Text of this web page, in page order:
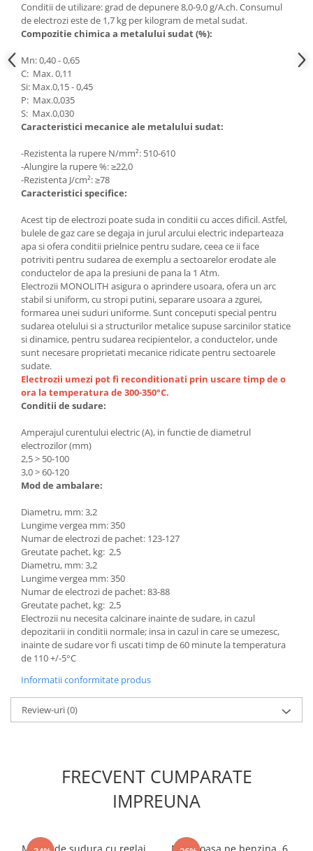
Masini de spalat vase incorporabile
Masini de spalat vase
Motoburghiu/Foreza pamant
Pachete Incorporabile
Pirostrii & Arzatoare
Plasa umbrire
Pompe de stropit
Radiatoare
Semanatoare,Plantatoare
Sere
Sobe pe gaz & electrice
Suflante & Aspiratoare
Aspiratoare
Suflante Frunze
Unelte Gradinarit
Ventilatoare & Sisteme Racire
Aparate de aer conditionat
Ventilatoare
Zootehnie
Incubatoare oua
Conditii de utilizare: grad de depunere 8,0-9,0 g/A.ch. Consumul
de electrozi este de 1,7 kg per kilogram de metal sudat.
Compozitie chimica a metalului sudat (%):
Mn: 0,40 - 0,65
C: Max. 0,11
Si: Max.0,15 - 0,45
P: Max.0,035
S: Max.0,030
Caracteristici mecanice ale metalului sudat:
-Rezistenta la rupere N/mm²: 510-610
-Alungire la rupere %: ≥22,0
-Rezistenta J/cm²: ≥78
Caracteristici specifice:
Acest tip de electrozi poate suda in conditii cu acces dificil. Astfel,
bulele de gaz care se degaja in jurul arcului electric indeparteaza
apa si ofera conditii prielnice pentru sudare, ceea ce ii face
potriviti pentru sudarea de exemplu a sectoarelor erodate ale
conductelor de apa la presiuni de pana la 1 Atm.
Electrozii MONOLITH asigura o aprindere usoara, ofera un arc
stabil si uniform, cu stropi putini, separare usoara a zgurei,
formarea unei suduri uniforme. Sunt conceputi special pentru
sudarea otelului si a structurilor metalice supuse sarcinilor statice
si dinamice, pentru sudarea recipientelor, a conductelor, unde
sunt necesare proprietati mecanice ridicate pentru sectoarele
sudate.
Electrozii umezi pot fi reconditionati prin uscare timp de o
ora la temperatura de 300-350°С.
Conditii de sudare:
Amperajul curentului electric (A), in functie de diametrul
electrozilor (mm)
2,5 > 50-100
3,0 > 60-120
Mod de ambalare:
Diametru, mm: 3,2
Lungime vergea mm: 350
Numar de electrozi de pachet: 123-127
Greutate pachet, kg: 2,5
Diametru, mm: 3,2
Lungime vergea mm: 350
Numar de electrozi de pachet: 83-88
Greutate pachet, kg: 2,5
Electrozii nu necesita calcinare inainte de sudare, in cazul
depozitarii in conditii normale; insa in cazul in care se umezesc,
inainte de sudare vor fi uscati timp de 60 minute la temperatura
de 110 +/-5°С
Informatii conformitate produs
Review-uri(0)
FRECVENT CUMPARATE
IMPREUNA
Masca de sudura cu reglaj
Motocoasa pe benzina, 6